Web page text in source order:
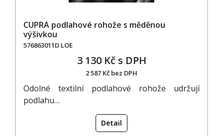
CUPRA podlahové rohože s měděnou
výšivkou
576863011D LOE
3 130 Kč s DPH
2 587 Kč bez DPH
Odolné textilní podlahové rohože udržují
podlahu…
Detail